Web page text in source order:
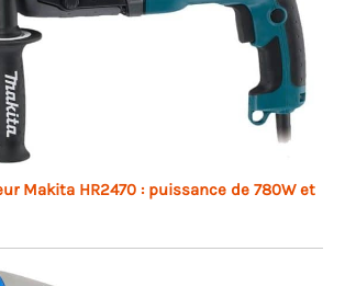
Makita HR2470 : puissance de 780W et